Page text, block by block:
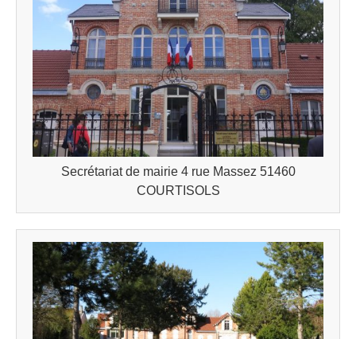
Secrétariat de mairie 4 rue Massez 51460
COURTISOLS